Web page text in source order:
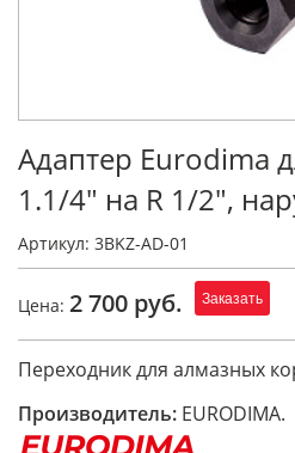
Адаптер Eurodima
1.1/4" на R 1/2",
Артикул: 3BKZ-AD-01
Цена: 2 700 руб. Заказать
Переходник для алмазных
Производитель: EURODIMA.